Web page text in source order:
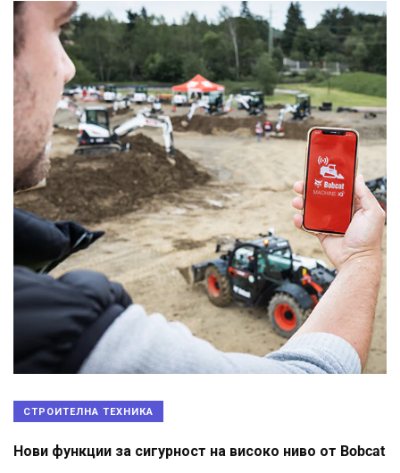
СТРОИТЕЛНА ТЕХНИКА
Нови функции за сигурност на високо ниво от Bobcat